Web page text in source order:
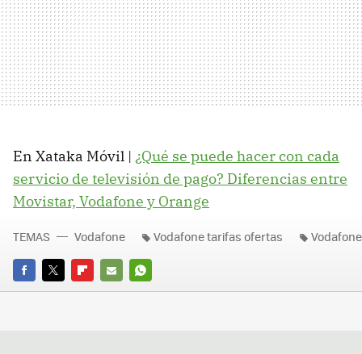
En Xataka Móvil | ¿Qué se puede hacer con cada
servicio de televisión de pago? Diferencias entre
Movistar, Vodafone y Orange
FACEBOOK
TWITTERFLIPBOARD
E-
WHATSAPP
TEMAS Vodafone Vodafone tarifas ofertas